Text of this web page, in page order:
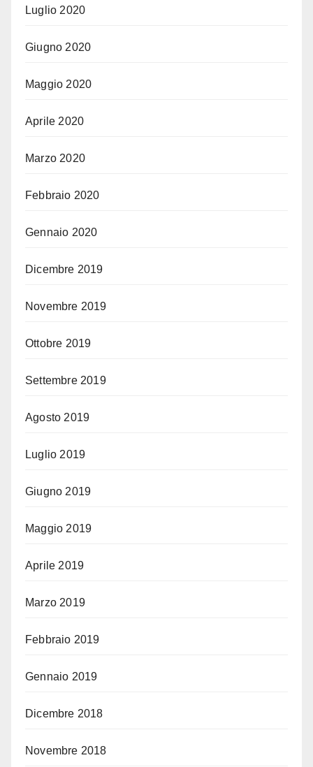
Luglio 2020
Giugno 2020
Maggio 2020
Aprile 2020
Marzo 2020
Febbraio 2020
Gennaio 2020
Dicembre 2019
Novembre 2019
Ottobre 2019
Settembre 2019
Agosto 2019
Luglio 2019
Giugno 2019
Maggio 2019
Aprile 2019
Marzo 2019
Febbraio 2019
Gennaio 2019
Dicembre 2018
Novembre 2018